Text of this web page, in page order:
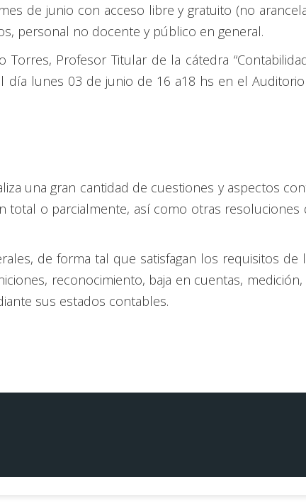
de junio con acceso libre y gratuito (no
personal no docente y público en general.
Profesor Titular de la cátedra
día lunes 03 de junio de 16 a18 hs en el
una gran cantidad de cuestiones y aspectos
o parcialmente, así como otras resoluciones
de forma tal que satisfagan los requisitos de
reconocimiento, baja en cuentas,
sus estados contables.